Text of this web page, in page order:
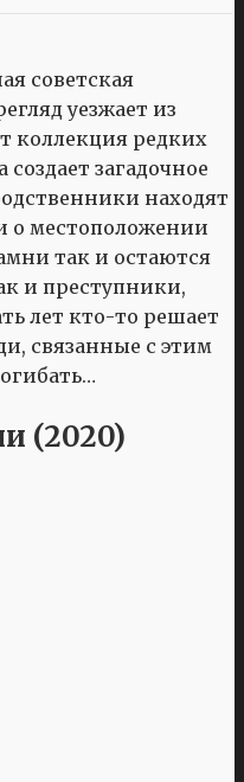
советская
уезжает из
коллекция редких
загадочное
находят
о местоположении
так и остаются
и преступники,
лет кто-то решает
связанные с этим
(2020)